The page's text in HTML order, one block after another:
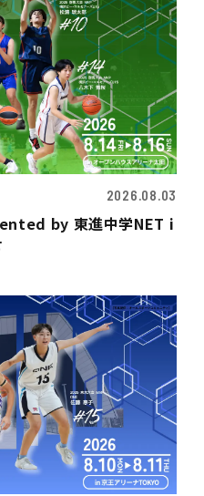
2026.08.03
by 東進中学NET i